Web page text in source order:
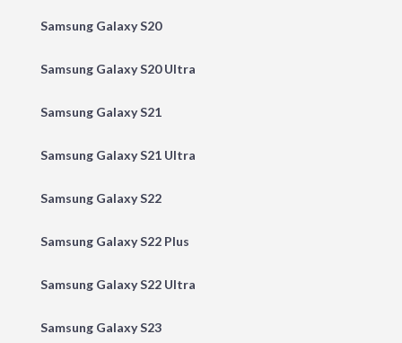
Samsung Galaxy S20
Samsung Galaxy S20 Ultra
Samsung Galaxy S21
Samsung Galaxy S21 Ultra
Samsung Galaxy S22
Samsung Galaxy S22 Plus
Samsung Galaxy S22 Ultra
Samsung Galaxy S23